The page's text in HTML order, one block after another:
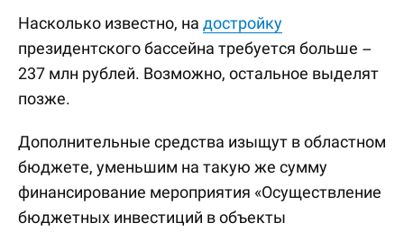
Насколько известно, на достройку
президентского бассейна требуется больше –
237 млн рублей. Возможно, остальное выделят
позже.
Дополнительные средства изыщут в областном
бюджете, уменьшим на такую же сумму
финансирование мероприятия «Осуществление
бюджетных инвестиций в объекты